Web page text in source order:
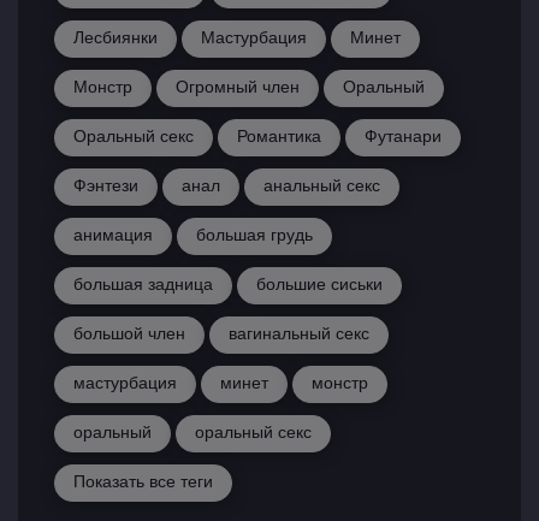
Лесбиянки Мастурбация Минет
Монстр Огромный член Оральный
Оральный секс Романтика Футанари
Фэнтези анал анальный секс
анимация большая грудь
большая задница большие сиськи
большой член вагинальный секс
мастурбация минет монстр
оральный оральный секс
Показать все теги